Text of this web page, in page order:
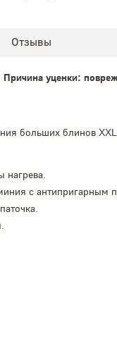
Отзывы
уценки:
больших блинов
нагрева.
с антипригарным